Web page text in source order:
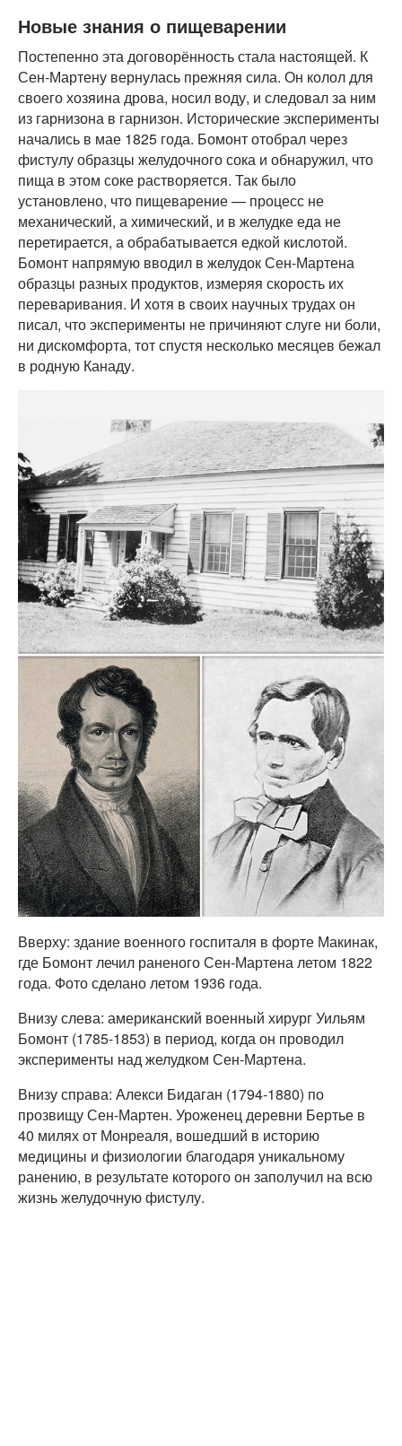
Новые знания о пищеварении
Постепенно эта договорённость стала настоящей. К
Сен-Мартену вернулась прежняя сила. Он колол для
своего хозяина дрова, носил воду, и следовал за ним
из гарнизона в гарнизон. Исторические эксперименты
начались в мае 1825 года. Бомонт отобрал через
фистулу образцы желудочного сока и обнаружил, что
пища в этом соке растворяется. Так было
установлено, что пищеварение — процесс не
механический, а химический, и в желудке еда не
перетирается, а обрабатывается едкой кислотой.
Бомонт напрямую вводил в желудок Сен-Мартена
образцы разных продуктов, измеряя скорость их
переваривания. И хотя в своих научных трудах он
писал, что эксперименты не причиняют слуге ни боли,
ни дискомфорта, тот спустя несколько месяцев бежал
в родную Канаду.
Вверху: здание военного госпиталя в форте Макинак,
где Бомонт лечил раненого Сен-Мартена летом 1822
года. Фото сделано летом 1936 года.
Внизу слева: американский военный хирург Уильям
Бомонт (1785-1853) в период, когда он проводил
эксперименты над желудком Сен-Мартена.
Внизу справа: Алекси Бидаган (1794-1880) по
прозвищу Сен-Мартен. Уроженец деревни Бертье в
40 милях от Монреаля, вошедший в историю
медицины и физиологии благодаря уникальному
ранению, в результате которого он заполучил на всю
жизнь желудочную фистулу.